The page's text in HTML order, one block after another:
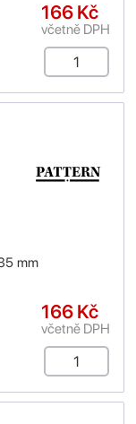
166 Kč
včetně DPH
mm
166 Kč
včetně DPH